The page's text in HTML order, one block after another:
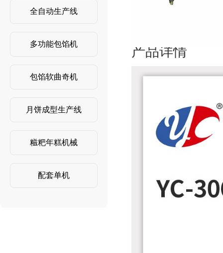
全自动生产线
多功能包馅机
包馅软曲奇机
月饼成型生产线
糍粑年糕机械
配套单机
产品详情